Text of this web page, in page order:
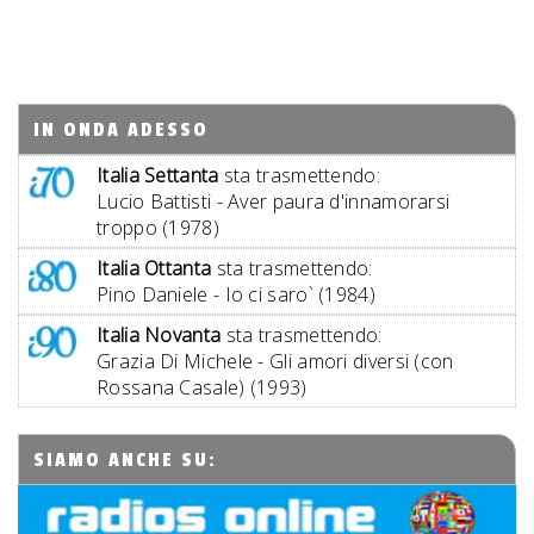
IN ONDA ADESSO
Italia Settanta sta trasmettendo:
Lucio Battisti - Aver paura d'innamorarsi
troppo (1978)
Italia Ottanta sta trasmettendo:
Pino Daniele - Io ci saro` (1984)
Italia Novanta sta trasmettendo:
Grazia Di Michele - Gli amori diversi (con
Rossana Casale) (1993)
SIAMO ANCHE SU: